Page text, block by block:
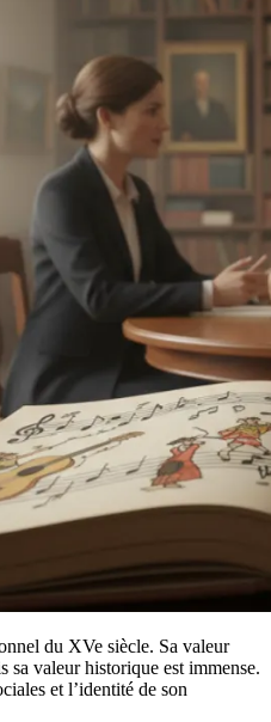
du XVe siècle. Sa valeur
sa valeur historique est immense.
et l’identité de son